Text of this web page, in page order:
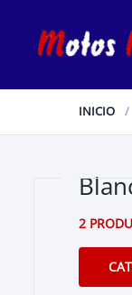
INICIO
2